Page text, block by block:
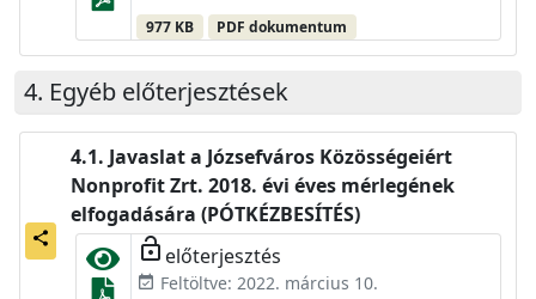
977 KB PDF dokumentum
Egyéb előterjesztések
share
Javaslat a Józsefváros Közösségeiért
Nonprofit Zrt. 2018. évi éves mérlegének
elfogadására (PÓTKÉZBESÍTÉS)
lock_open előterjesztés
event_available Feltöltve: 2022. március 10.